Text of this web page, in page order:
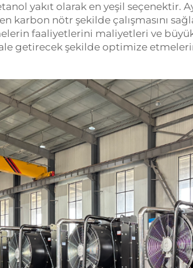
yakıt olarak en yeşil seçenektir.
karbon nötr şekilde çalışmasını
faaliyetlerini maliyetleri ve
getirecek şekilde optimize